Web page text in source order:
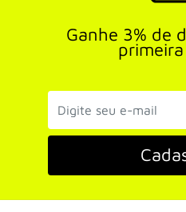
Ganhe 3% de